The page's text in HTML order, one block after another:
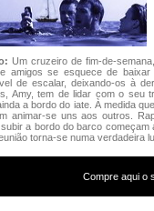
Um cruzeiro de fim-de-
amigos se esquece de
de escalar, deixando-os à
Amy, tem de lidar com o seu
a bordo do iate. À medida
animar-se uns aos outros.
a bordo do barco
torna-se numa verdadeira
Compre aqui o